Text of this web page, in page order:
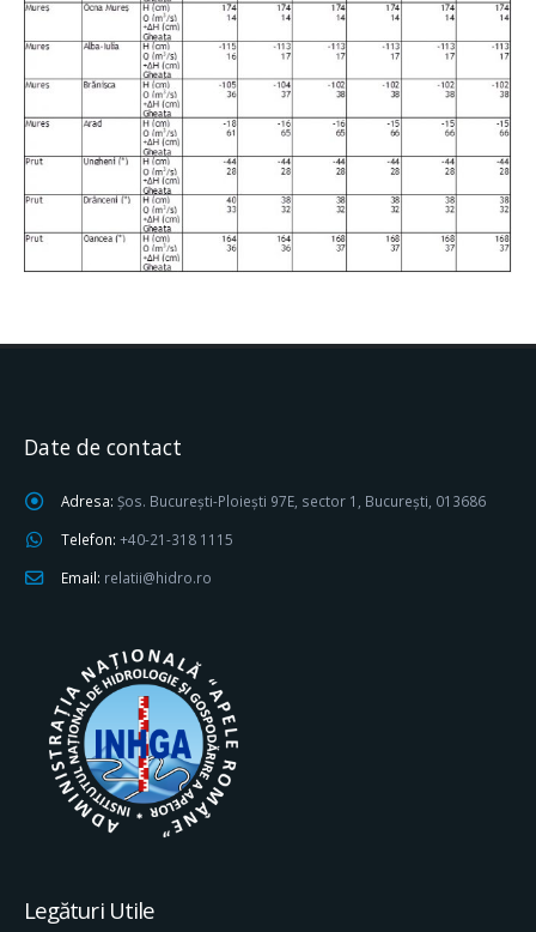
Date de contact
Adresa: Șos. București-Ploiești 97E, sector 1, București, 013686
Telefon: +40-21-318 1115
Email: relatii@hidro.ro
Legături Utile